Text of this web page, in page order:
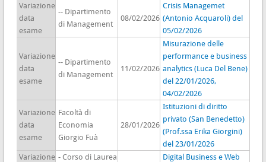
Variazione
data
esame
-- Dipartimento
di Management
08/02/2026
Crisis Managemet
(Antonio Acquaroli) del
05/02/2026
Variazione
data
esame
-- Dipartimento
di Management
11/02/2026
Misurazione delle
performance e business
analytics (Luca Del Bene)
del 22/01/2026,
04/02/2026
Variazione
data
esame
Facoltà di
Economia
Giorgio Fuà
28/01/2026
Istituzioni di diritto
privato (San Benedetto)
(Prof.ssa Erika Giorgini)
del 23/01/2026
Variazione - Corso di Laurea
Digital Business e Web